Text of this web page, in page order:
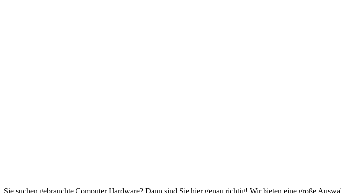
Sie suchen gebrauchte Computer Hardware? Dann sind Sie hier genau richtig! Wir bieten eine große